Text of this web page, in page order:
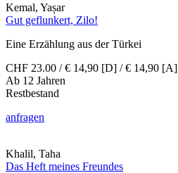
Kemal, Yașar
Gut geflunkert, Zilo!
Eine Erzählung aus der Türkei
CHF 23.00 / € 14,90 [D] / € 14,90 [A]
Ab 12 Jahren
Restbestand
anfragen
Khalil, Taha
Das Heft meines Freundes